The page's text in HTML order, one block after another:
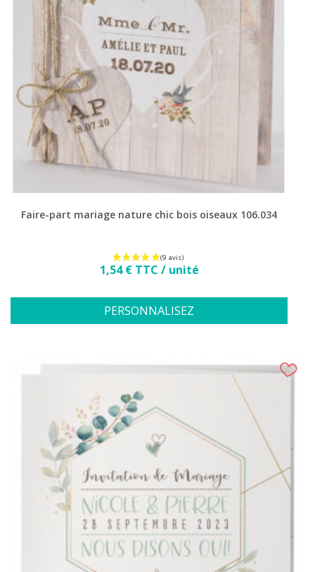
Faire-part mariage nature chic bois oiseaux 106.034
Prix
1,54 € TTC / unité
PERSONNALISEZ